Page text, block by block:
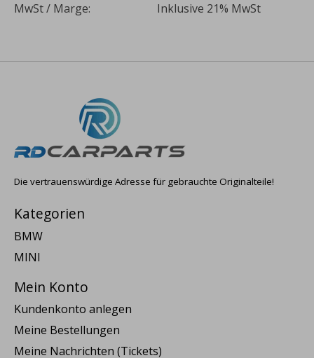
MwSt / Marge: Inklusive 21% MwSt
Die vertrauenswürdige Adresse für gebrauchte Originalteile!
Kategorien
BMW
MINI
Mein Konto
Kundenkonto anlegen
Meine Bestellungen
Meine Nachrichten (Tickets)